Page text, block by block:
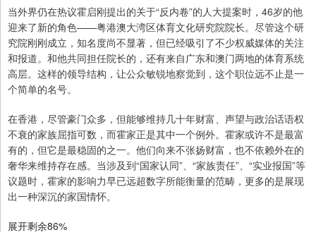
当外界仍在热议霍启刚提出的关于“反内卷”的人大提案时，46岁的他
迎来了新的角色——粤港澳大湾区体育文化研究院院长。尽管这个研
究院刚刚成立，知名度尚不显著，但已经吸引了不少权威媒体的关注
和报道。和他共同担任院长的，还有来自广东和澳门两地的体育系统
高层。这样的领导结构，让公众敏锐地察觉到，这个职位远不止是一
个简单的名号。
在香港，尽管豪门众多，但能够维持几十年财富、声望与政治话语权
不衰的家族屈指可数，而霍家正是其中一个例外。霍家或许不是最富
有的，但它是最稳固的之一。他们向来不张扬财富，也不依赖外在的
奢华来维持存在感。当涉及到“国家认同”、“家族责任”、“实业报国”等
议题时，霍家的影响力早已远超数字所能衡量的范畴，更多的是展现
出一种深沉的家国情怀。
展开剩余86%